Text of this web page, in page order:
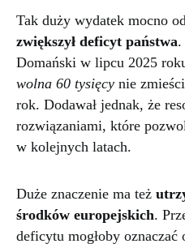
Tak duży wydatek mocno
zwiększył deficyt państwa.
Domański w lipcu 2025
wolna 60 tysięcy nie
rok. Dodawał jednak, że
rozwiązaniami, które
w kolejnych latach.
Duże znaczenie ma też
środków europejskich.
deficytu mogłoby